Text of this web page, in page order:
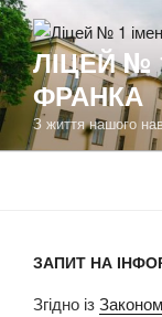
Перейти
до
вмістуЛІЦЕЙ №
ФРАНКА
З життя нашого
ЗАПИТ НА
Згідно із